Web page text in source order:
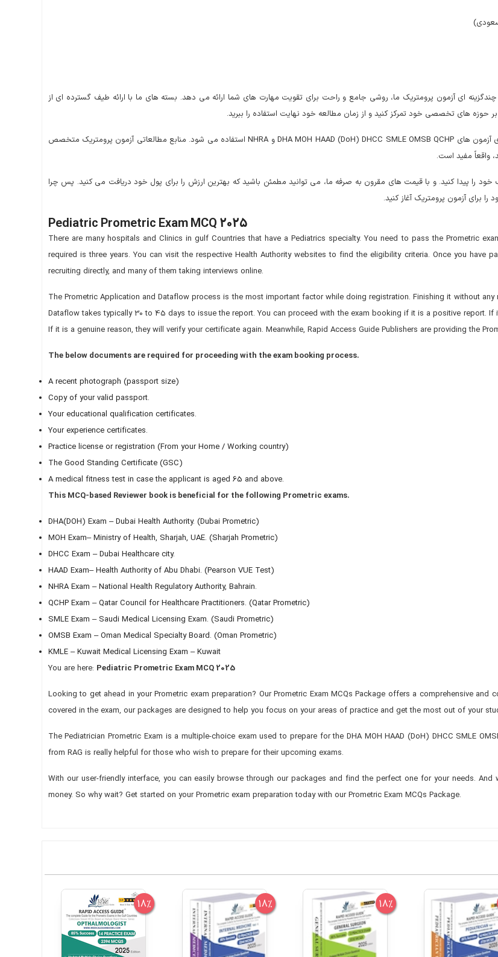
ای آزمون پرومتریک ما، روشی جامع و راحت برای تقویت مهارت های شما ارائه می دهد. بسته های ما با ارائه طیف گسترده ای از
های تخصصی خود تمرکز کنید و از زمان مطالعه خود نهایت استفاده را ببرید.
آزمون پرومتریک متخصص اطفال یک آزمون چندگزینه ای است که برای آمادگی برای آزمون های DHA MOH HAAD (DoH) DHCC SMLE OMSB QCHP و NHRA استفاده می شود. منابع مطالعاتی آزمون پرومتریک متخصص
خود را پیدا کنید. و با قیمت های مقرون به صرفه ما، می توانید مطمئن باشید که بهترین ارزش را برای پول خود دریافت می کنید. پس چرا
برای آزمون پرومتریک آغاز کنید.
Pediatric Prometric Exam MCQ 2025
There are many hospitals and Clinics in gulf Countries that have a Pediatrics specialty. You need to pass the Prometric
required is three years. You can visit the respective Health Authority websites to find the eligibility criteria. Once you
recruiting directly, and many of them taking interviews online.
The Prometric Application and Dataflow process is the most important factor while doing registration. Finishing it without
Dataflow takes typically 30 to 45 days to issue the report. You can proceed with the exam booking if it is a positive report.
If it is a genuine reason, they will verify your certificate again. Meanwhile, Rapid Access Guide Publishers are providing the
The below documents are required for proceeding with the exam booking process.
A recent photograph (passport size)
Copy of your valid passport.
Your educational qualification certificates.
Your experience certificates.
Practice license or registration (From your Home / Working country)
The Good Standing Certificate (GSC)
A medical fitness test in case the applicant is aged 65 and above.
This MCQ-based Reviewer book is beneficial for the following Prometric exams.
DHA(DOH) Exam – Dubai Health Authority. (Dubai Prometric)
MOH Exam– Ministry of Health, Sharjah, UAE. (Sharjah Prometric)
DHCC Exam – Dubai Healthcare city.
HAAD Exam– Health Authority of Abu Dhabi. (Pearson VUE Test)
NHRA Exam – National Health Regulatory Authority, Bahrain.
QCHP Exam – Qatar Council for Healthcare Practitioners. (Qatar Prometric)
SMLE Exam – Saudi Medical Licensing Exam. (Saudi Prometric)
OMSB Exam – Oman Medical Specialty Board. (Oman Prometric)
KMLE – Kuwait Medical Licensing Exam – Kuwait
You are here: Pediatric Prometric Exam MCQ 2025
Looking to get ahead in your Prometric exam preparation? Our Prometric Exam MCQs Package offers a comprehensive
covered in the exam, our packages are designed to help you focus on your areas of practice and get the most out of your
The Pediatrician Prometric Exam is a multiple-choice exam used to prepare for the DHA MOH HAAD (DoH) DHCC SMLE
from RAG is really helpful for those who wish to prepare for their upcoming exams.
With our user-friendly interface, you can easily browse through our packages and find the perfect one for your needs.
money. So why wait? Get started on your Prometric exam preparation today with our Prometric Exam MCQs Package.
18%
18%
18%